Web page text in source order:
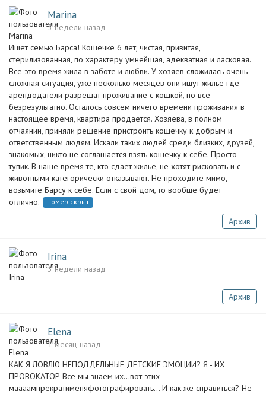
Marina
3 недели назад
Ищет семью Барса! Кошечке 6 лет, чистая, привитая,
стерилизованная, по характеру умнейшая, адекватная и ласковая.
Все это время жила в заботе и любви. У хозяев сложилась очень
сложная ситуация, уже несколько месяцев они ищут жилье где
арендодатели разрешат проживание с кошкой, но все
безрезультатно. Осталось совсем ничего времени проживания в
настоящее время, квартира продаётся. Хозяева, в полном
отчаянии, приняли решение пристроить кошечку к добрым и
ответственным людям. Искали таких людей среди близких, друзей,
знакомых, никто не соглашается взять кошечку к себе. Просто
тупик. В наше время те, кто сдает жилье, не хотят рисковать и с
животными категорически отказывают. Не проходите мимо,
возьмите Барсу к себе. Если с свой дом, то вообще будет
отлично.
номер скрыт
Архив
Irina
3 недели назад
Архив
Elena
1 месяц назад
КАК Я ЛОВЛЮ НЕПОДДЕЛЬНЫЕ ДЕТСКИЕ ЭМОЦИИ? Я - ИХ
ПРОВОКАТОР Все мы знаем их…вот этих -
маааампрекратименяфотографировать… И как же справиться? Не